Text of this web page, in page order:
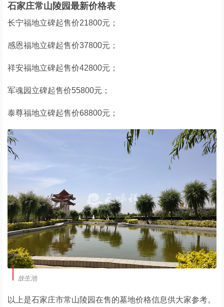
石家庄常山陵园最新价格表
长宁福地立碑起售价21800元；
感恩福地立碑起售价37800元；
祥安福地立碑起售价42800元；
军魂园立碑起售价55800元；
泰尊福地立碑起售价68800元；
放生池
以上是石家庄市常山陵园在售的墓地价格信息供大家参考。